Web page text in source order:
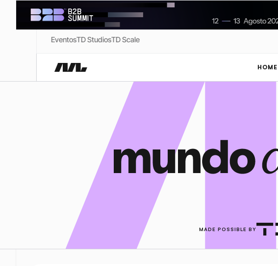
EventosTD StudiosTD Scale
HOME
MADE POSSIBLE BY